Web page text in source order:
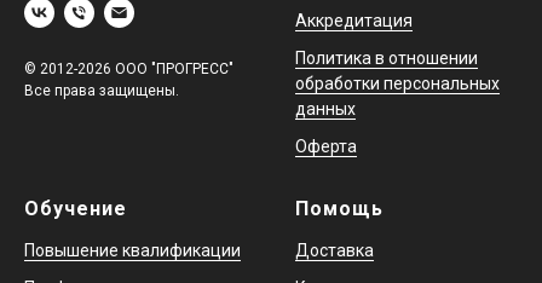
© 2012-2026 ООО "ПРОГРЕСС"
Все права защищены.
Аккредитация
Политика в отношении
обработки персональных
данных
Оферта
Обучение
Повышение квалификации
Помощь
Доставка